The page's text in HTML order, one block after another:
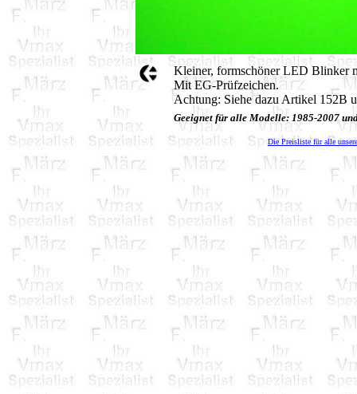
Kleiner, formschöner LED Blinker
Mit EG-Prüfzeichen.
Achtung: Siehe dazu Artikel 152B
Geeignet für alle Modelle: 1985-2007
Die Preisliste für alle